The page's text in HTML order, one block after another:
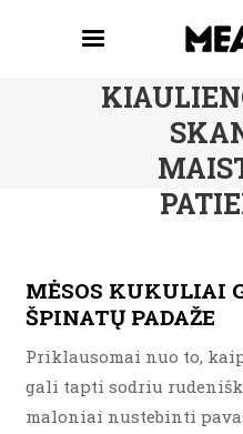
ŽUVIES
MĖSOS KUKULIAI
ŠPINATŲ PADAŽE
Priklausomai nuo to,
gali tapti sodriu
maloniai nustebinti